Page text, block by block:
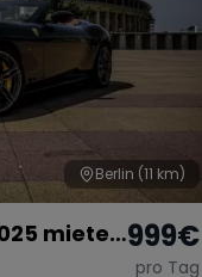
Berlin (11 km)
mieten999€
pro Tag